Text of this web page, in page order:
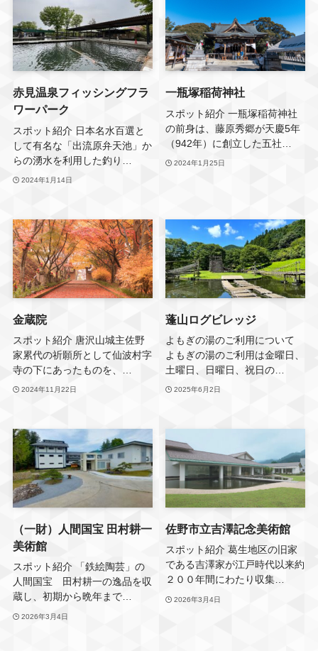
赤見温泉フィッシングフラ
ワーパーク
スポット紹介 日本名水百選と
して有名な「出流原弁天池」か
らの湧水を利用した釣り…
2024年1月14日
一瓶塚稲荷神社
スポット紹介 一瓶塚稲荷神社
の前身は、藤原秀郷が天慶5年
（942年）に創立した五社…
2024年1月25日
金蔵院
スポット紹介 唐沢山城主佐野
家累代の祈願所として仙波村字
寺の下にあったものを、…
2024年11月22日
蓬山ログビレッジ
よもぎの湯のご利用について
よもぎの湯のご利用は金曜日、
土曜日、日曜日、祝日の…
2025年6月2日
（一財）人間国宝 田村耕一
美術館
スポット紹介 「鉄絵陶芸」の
人間国宝 田村耕一の逸品を収
蔵し、初期から晩年まで…
2026年3月4日
佐野市立吉澤記念美術館
スポット紹介 葛生地区の旧家
である吉澤家が江戸時代以来約
２００年間にわたり収集…
2026年3月4日